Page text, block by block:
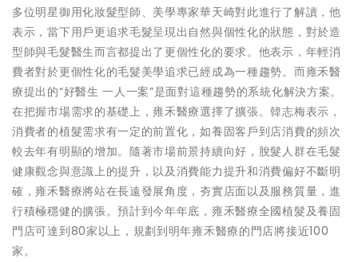
多位明星御用化妝髮型師、美學專家華天崎對此進行了解讀，他
表示，當下用戶更追求毛髮呈現出自然與個性化的狀態，對於造
型師與毛髮醫生而言都提出了更個性化的要求。他表示，年輕消
費者對於更個性化的毛髮美學追求已經成為一種趨勢。而雍禾醫
療提出的“好醫生 一人一案”是面對這種趨勢的系統化解決方案。
在把握市場需求的基礎上，雍禾醫療選擇了擴張。韓志梅表示，
消費者的植髮需求有一定的前置化，如養固客戶到店消費的頻次
較去年有明顯的增加。隨著市場前景持續向好，脫髮人群在毛髮
健康觀念與意識上的提升，以及消費能力提升和消費偏好不斷明
確，雍禾醫療將站在長遠發展角度，夯實店面以及服務質量，進
行積極穩健的擴張。預計到今年年底，雍禾醫療全國植髮及養固
門店可達到80家以上，規劃到明年雍禾醫療的門店將接近100
家。